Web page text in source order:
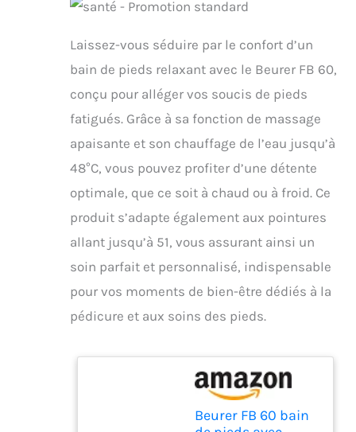
Laissez-vous séduire par le confort d’un
bain de pieds relaxant avec le Beurer FB 60,
conçu pour alléger vos soucis de pieds
fatigués. Grâce à sa fonction de massage
apaisante et son chauffage de l’eau jusqu’à
48°C, vous pouvez profiter d’une détente
optimale, que ce soit à chaud ou à froid. Ce
produit s’adapte également aux pointures
allant jusqu’à 51, vous assurant ainsi un
soin parfait et personnalisé, indispensable
pour vos moments de bien-être dédiés à la
pédicure et aux soins des pieds.
Beurer FB 60 bain